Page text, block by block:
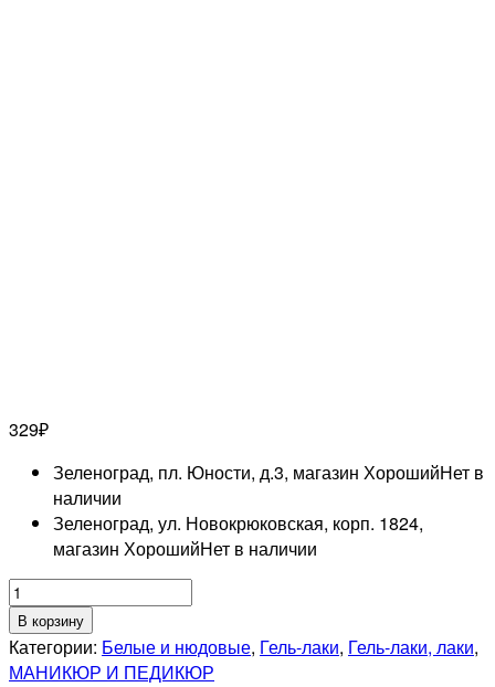
329₽
Зеленоград, пл. Юности, д.3, магазин ХорошийНет в
наличии
Зеленоград, ул. Новокрюковская, корп. 1824,
магазин ХорошийНет в наличии
Количество
товара
Grattol
Гель
В корзину
Категории: Белые и нюдовые, Гель-лаки, Гель-лаки, лаки,
МАНИКЮР И ПЕДИКЮР